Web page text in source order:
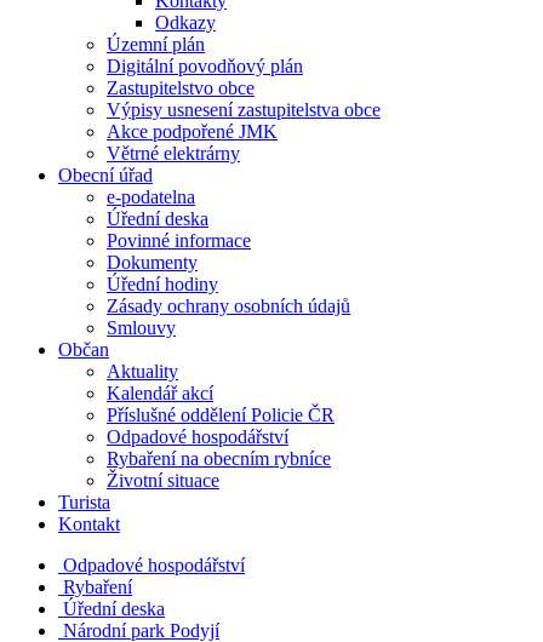
Odkazy
Územní plán
Digitální povodňový plán
Zastupitelstvo obce
Výpisy usnesení zastupitelstva obce
Akce podpořené JMK
Větrné elektrárny
Obecní úřad
e-podatelna
Úřední deska
Povinné informace
Dokumenty
Úřední hodiny
Zásady ochrany osobních údajů
Smlouvy
Občan
Aktuality
Kalendář akcí
Příslušné oddělení Policie ČR
Odpadové hospodářství
Rybaření na obecním rybníce
Životní situace
Turista
Kontakt
Odpadové hospodářství
Rybaření
Úřední deska
Národní park Podyjí